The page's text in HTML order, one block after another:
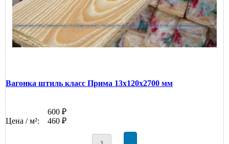
Вагонка штиль класс Прима 13x120x2700 мм
600 ₽
Цена / м²:
460 ₽